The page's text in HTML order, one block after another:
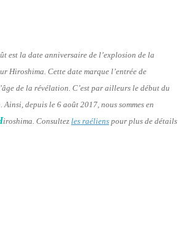
est la date anniversaire de l’explosion de la
Hiroshima. Cette date marque l’entrée de
de la révélation. C’est par ailleurs le début du
depuis le 6 août 2017, nous sommes en
iroshima. Consultez les raéliens pour plus de détails